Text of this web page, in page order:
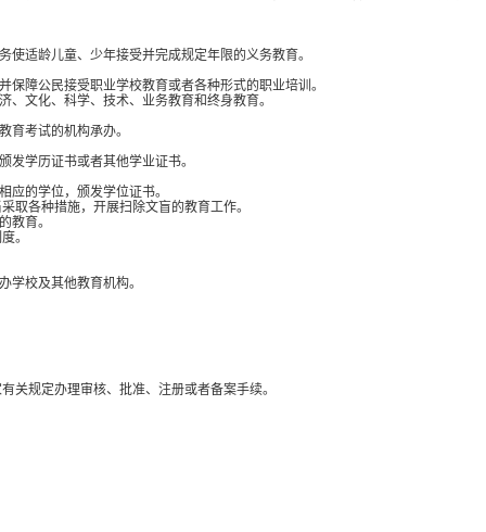
适龄儿童、少年接受并完成规定年限的义务教育。
障公民接受职业学校教育或者各种形式的职业培训。
文化、科学、技术、业务教育和终身教育。
育考试的机构承办。
发学历证书或者其他学业证书。
应的学位，颁发学位证书。
取各种措施，开展扫除文盲的教育工作。
教育。
。
学校及其他教育机构。
关规定办理审核、批准、注册或者备案手续。